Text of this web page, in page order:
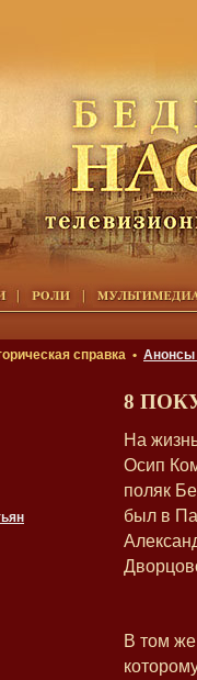
справка • Анонсы
8
На
Осип
поляк
был в
В том